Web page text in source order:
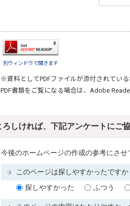
別ウィンドウで開きます
※資料としてPDFファイルが添付されている
PDF書類をご覧になる場合は、 Adobe